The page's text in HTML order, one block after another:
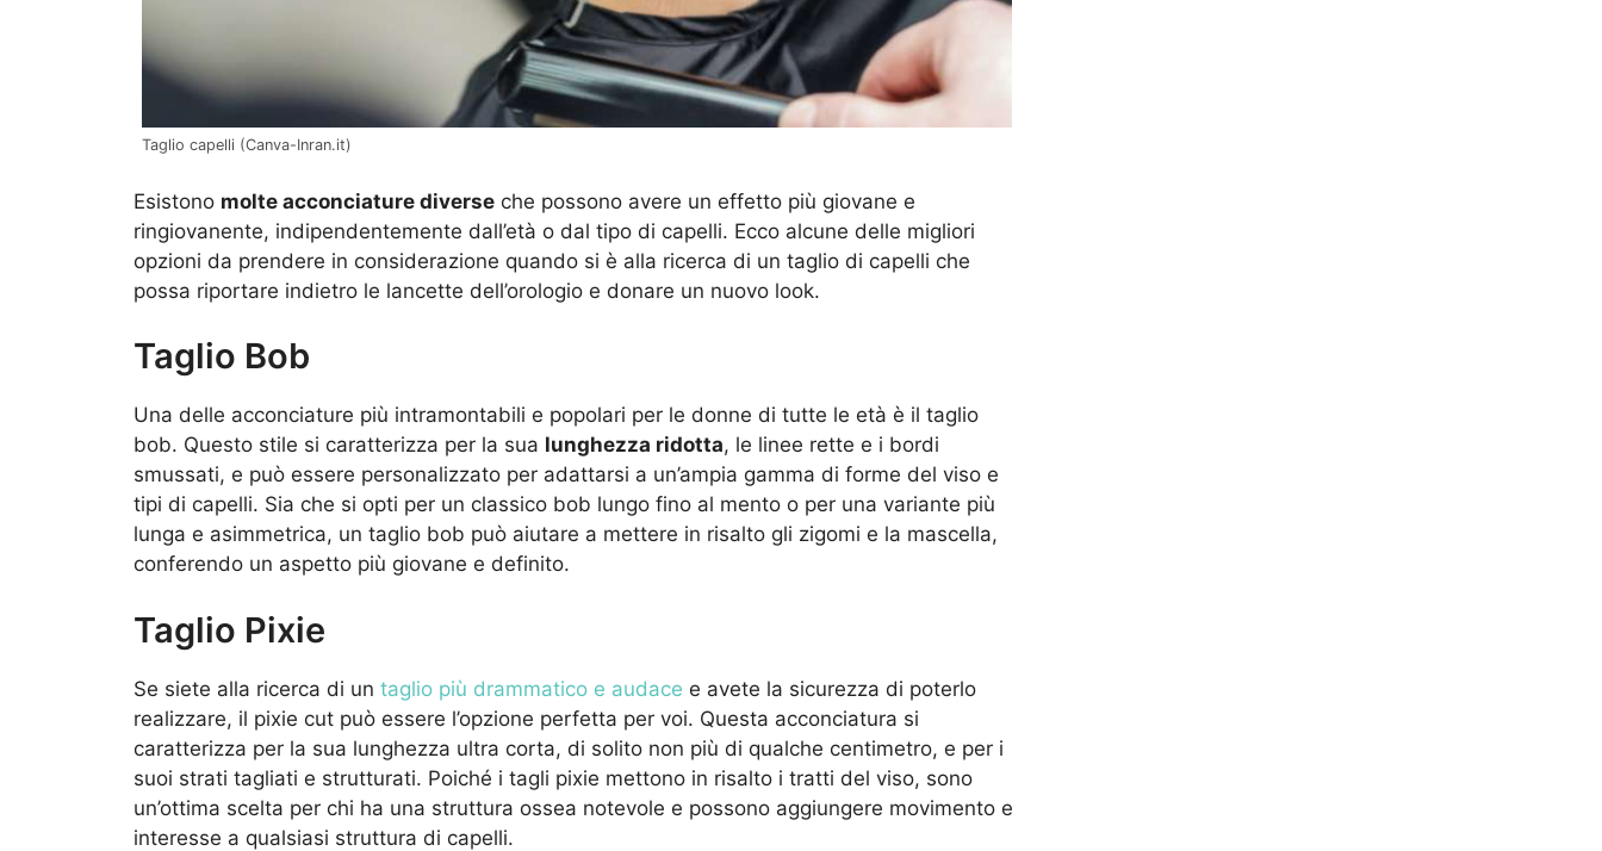
Taglio capelli (Canva-Inran.it)
Esistono molte acconciature diverse che possono avere un effetto più giovane e
ringiovanente, indipendentemente dall’età o dal tipo di capelli. Ecco alcune delle migliori
opzioni da prendere in considerazione quando si è alla ricerca di un taglio di capelli che
possa riportare indietro le lancette dell’orologio e donare un nuovo look.
Taglio Bob
Una delle acconciature più intramontabili e popolari per le donne di tutte le età è il taglio
bob. Questo stile si caratterizza per la sua lunghezza ridotta, le linee rette e i bordi
smussati, e può essere personalizzato per adattarsi a un’ampia gamma di forme del viso e
tipi di capelli. Sia che si opti per un classico bob lungo fino al mento o per una variante più
lunga e asimmetrica, un taglio bob può aiutare a mettere in risalto gli zigomi e la mascella,
conferendo un aspetto più giovane e definito.
Taglio Pixie
Se siete alla ricerca di un taglio più drammatico e audace e avete la sicurezza di poterlo
realizzare, il pixie cut può essere l’opzione perfetta per voi. Questa acconciatura si
caratterizza per la sua lunghezza ultra corta, di solito non più di qualche centimetro, e per i
suoi strati tagliati e strutturati. Poiché i tagli pixie mettono in risalto i tratti del viso, sono
un’ottima scelta per chi ha una struttura ossea notevole e possono aggiungere movimento e
interesse a qualsiasi struttura di capelli.